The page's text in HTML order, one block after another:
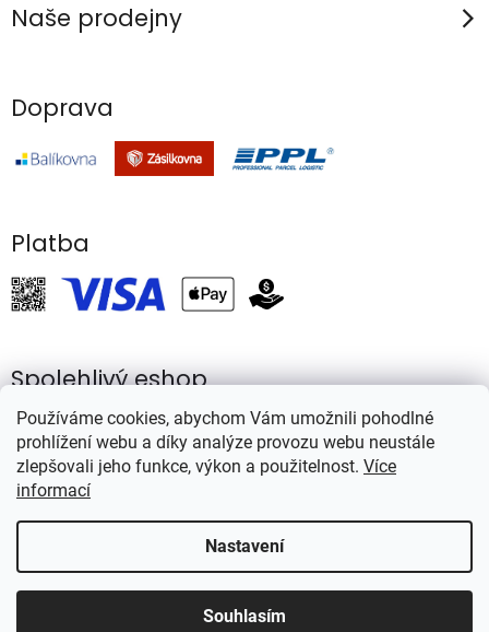
Používáme cookies, abychom Vám umožnili pohodlné
prohlížení webu a díky analýze provozu webu neustále
zlepšovali jeho funkce, výkon a použitelnost. Více
informací
Nastavení
Souhlasím
Naše prodejny
Doprava
Platba
Spolehlivý eshop
Vytvořil Shoptet